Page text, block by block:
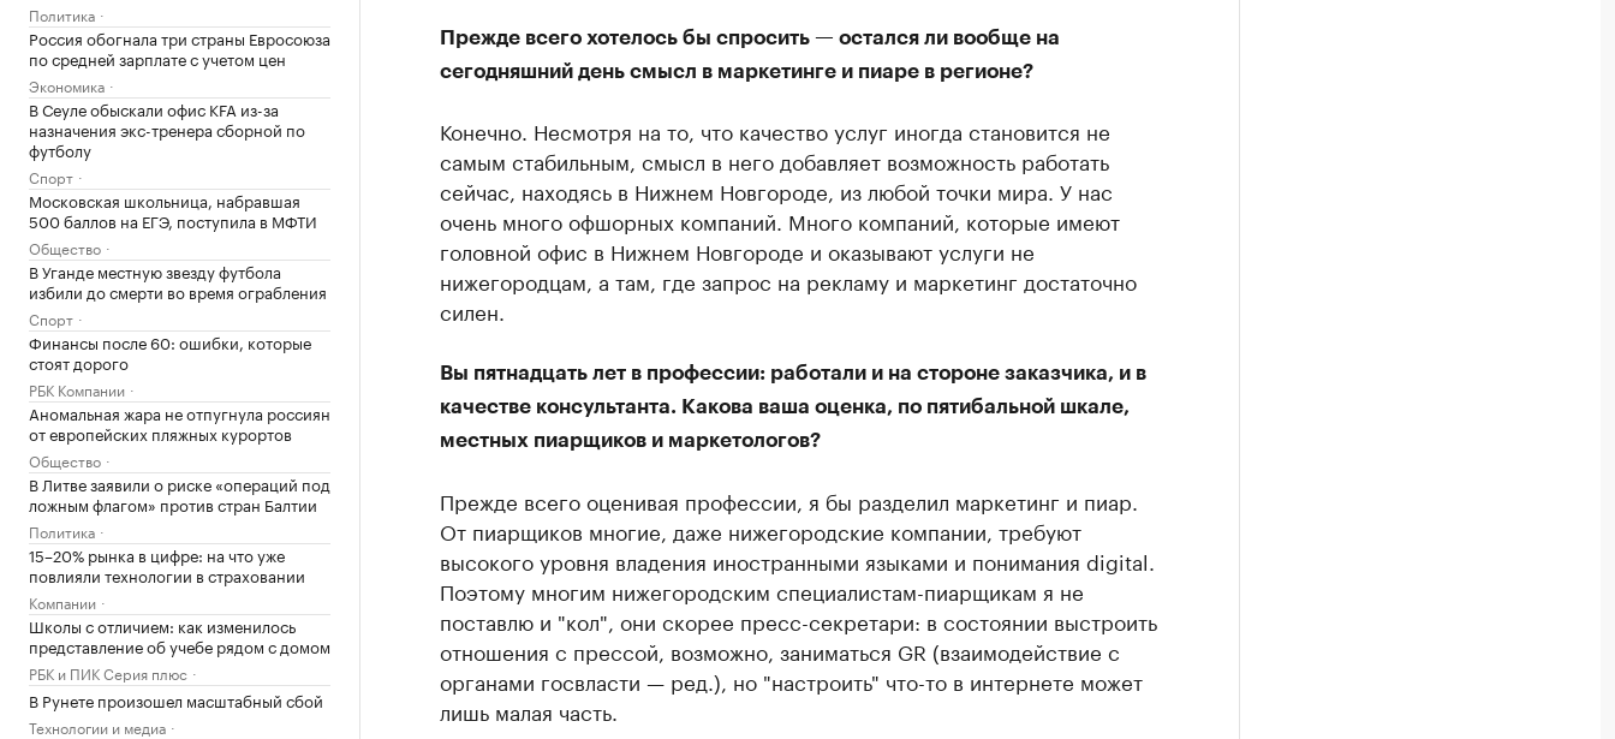
Политика
Россия обогнала три страны Евросоюза
по средней зарплате с учетом цен
Экономика
В Сеуле обыскали офис KFA из-за
назначения экс-тренера сборной по
футболу
Спорт
Московская школьница, набравшая
500 баллов на ЕГЭ, поступила в МФТИ
Общество
В Уганде местную звезду футбола
избили до смерти во время ограбления
Спорт
Финансы после 60: ошибки, которые
стоят дорого
РБК Компании
Аномальная жара не отпугнула россиян
от европейских пляжных курортов
Общество
В Литве заявили о риске «операций под
ложным флагом» против стран Балтии
Политика
15–20% рынка в цифре: на что уже
повлияли технологии в страховании
Компании
Школы с отличием: как изменилось
представление об учебе рядом с домом
РБК и ПИК Серия плюс
В Рунете произошел масштабный сбой
Технологии и медиа
Прежде всего хотелось бы спросить — остался ли вообще на
сегодняшний день смысл в маркетинге и пиаре в регионе?
Конечно. Несмотря на то, что качество услуг иногда становится не
самым стабильным, смысл в него добавляет возможность работать
сейчас, находясь в Нижнем Новгороде, из любой точки мира. У нас
очень много офшорных компаний. Много компаний, которые имеют
головной офис в Нижнем Новгороде и оказывают услуги не
нижегородцам, а там, где запрос на рекламу и маркетинг достаточно
силен.
Вы пятнадцать лет в профессии: работали и на стороне заказчика, и в
качестве консультанта. Какова ваша оценка, по пятибальной шкале,
местных пиарщиков и маркетологов?
Прежде всего оценивая профессии, я бы разделил маркетинг и пиар.
От пиарщиков многие, даже нижегородские компании, требуют
высокого уровня владения иностранными языками и понимания digital.
Поэтому многим нижегородским специалистам-пиарщикам я не
поставлю и "кол", они скорее пресс-секретари: в состоянии выстроить
отношения с прессой, возможно, заниматься GR (взаимодействие с
органами госвласти — ред.), но "настроить" что-то в интернете может
лишь малая часть.